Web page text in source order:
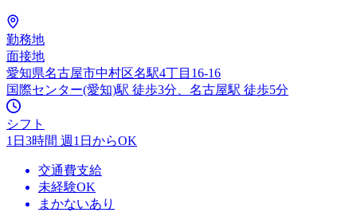
勤務地
面接地
愛知県名古屋市中村区名駅4丁目16-16
国際センター(愛知)駅 徒歩3分、名古屋駅 徒歩5分
シフト
1日3時間 週1日からOK
交通費支給
未経験OK
まかないあり